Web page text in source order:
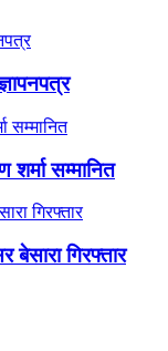
सम्मानित
बेसारा गिरफ्तार